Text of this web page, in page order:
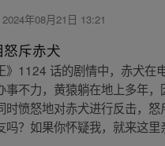
2024年08月21日 13:21
斥赤犬
》1124 话的剧情中，赤犬在
事不力，黄猿躺在地上多年，
时愤怒地对赤犬进行反击，怒
吗？如果你怀疑我，就来这里